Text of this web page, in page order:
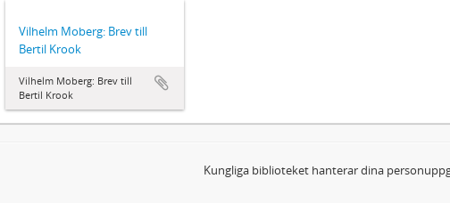
Vilhelm Moberg: Brev till
Bertil Krook
Vilhelm Moberg: Brev till
Bertil Krook
Kungliga biblioteket hanterar dina